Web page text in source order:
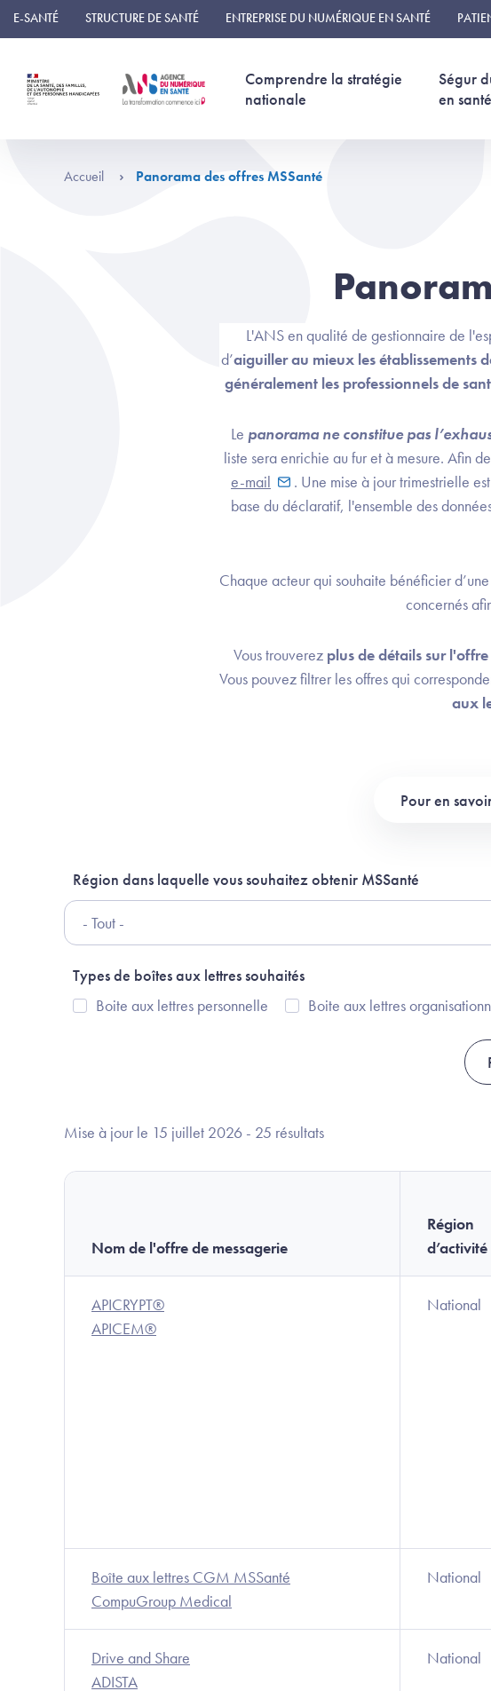
Panneau de gestion des cookies
E-SANTÉ STRUCTURE DE SANTÉ ENTREPRISE DU NUMÉRIQUE EN SANTÉ
Comprendre la stratégie
nationale
Ségur
en santé
Accueil Panorama des offres MSSanté
L'ANS en qualité de gestionnaire de
d’aiguiller au mieux les établissements
généralement les professionnels de
​Le panorama ne constitue pas
liste sera enrichie au fur et à mesure. Afin
e-mail
. Une mise à jour trimestrielle
base du déclaratif, l'ensemble des
Chaque acteur qui souhaite bénéficier
concernés
Vous trouverez plus de détails sur
Vous pouvez filtrer les offres qui
aux
Pour en
Région dans laquelle vous souhaitez obtenir MSSanté
Types de boîtes aux lettres souhaités
Boite aux lettres personnelle
Boite aux lettres
Mise à jour le 15 juillet 2026 - 25 résultats
Nom de l'offre de messagerie
Région
d’activité
APICRYPT®
APICEM®
National
Boîte aux lettres CGM MSSanté
CompuGroup Medical
National
Drive and Share
ADISTA
National